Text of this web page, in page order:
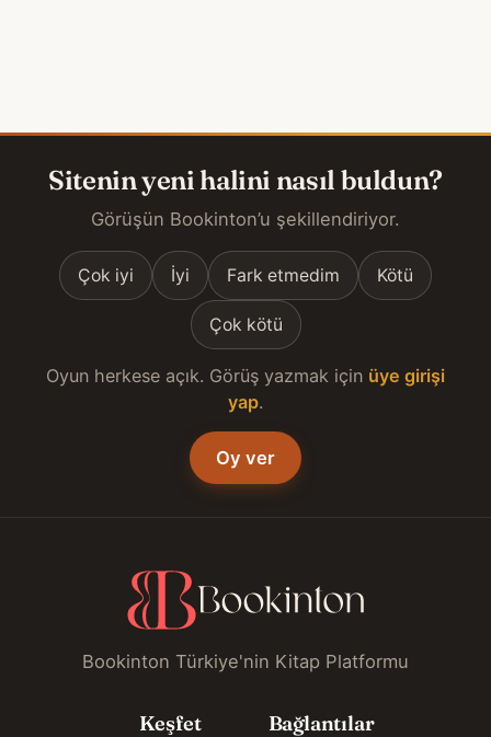
Sitenin yeni halini nasıl buldun?
Görüşün Bookinton’u şekillendiriyor.
Çok iyi İyi Fark etmedim Kötü
Çok kötü
Oyun herkese açık. Görüş yazmak için üye girişi
yap.
Oy ver
Bookinton Türkiye'nin Kitap Platformu
Keşfet Bağlantılar